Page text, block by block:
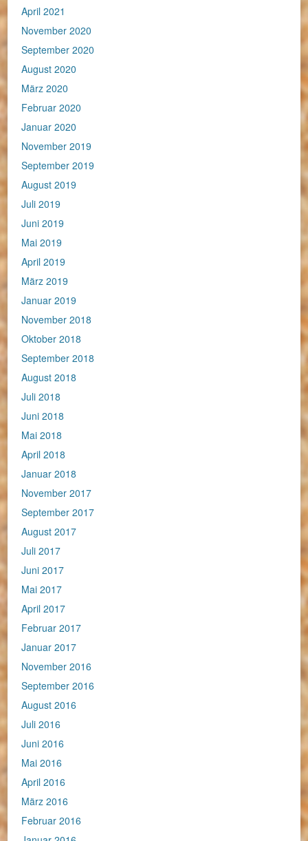
April 2021
November 2020
September 2020
August 2020
März 2020
Februar 2020
Januar 2020
November 2019
September 2019
August 2019
Juli 2019
Juni 2019
Mai 2019
April 2019
März 2019
Januar 2019
November 2018
Oktober 2018
September 2018
August 2018
Juli 2018
Juni 2018
Mai 2018
April 2018
Januar 2018
November 2017
September 2017
August 2017
Juli 2017
Juni 2017
Mai 2017
April 2017
Februar 2017
Januar 2017
November 2016
September 2016
August 2016
Juli 2016
Juni 2016
Mai 2016
April 2016
März 2016
Februar 2016